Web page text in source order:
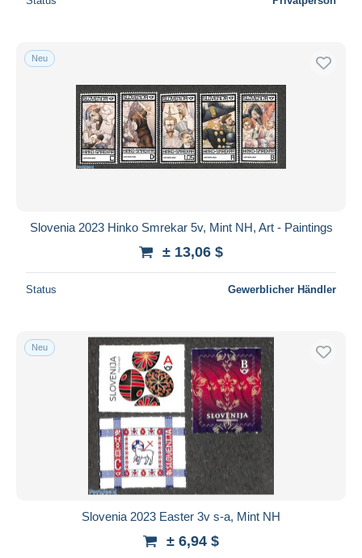
Neu
Slovenia 2023 Hinko Smrekar 5v, Mint NH, Art - Paintings
± 13,06 $
Status Gewerblicher Händler
Neu
Slovenia 2023 Easter 3v s-a, Mint NH
± 6,94 $